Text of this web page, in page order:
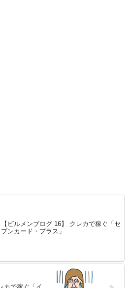
【ビルメンブログ 16】 クレカで稼ぐ「セ
ブンカード・プラス」